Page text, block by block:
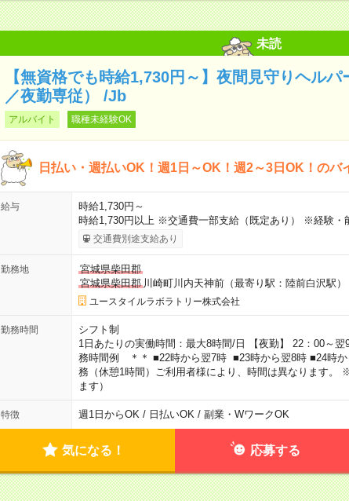
未読
【無資格でも時給1,730円～】夜間見守りヘルパ
／夜勤専従） /Jb
アルバイト 職種未経験OK
日払い・週払いOK！週1日～OK！週2～3日OK！のバ
給与
時給1,730円～
時給1,730円以上 ※交通費一部支給（既定あり） ※経験・
交通費別途支給あり
勤務地
宮城県柴田郡
宮城県柴田郡川崎町川内天神前（最寄り駅：陸前白沢駅）
ユースタイルラボラトリー株式会社
勤務時間
シフト制
1日あたりの実働時間：最大8時間/日 【夜勤】 22：00～
務時間例 ＊＊ ■22時から翌7時 ■23時から翌8時 ■24時
務（休憩1時間）ご利用者様により、時間は異なります。
ます）
特徴 週1日からOK / 日払いOK / 副業・WワークOK
気になる！ 応募する